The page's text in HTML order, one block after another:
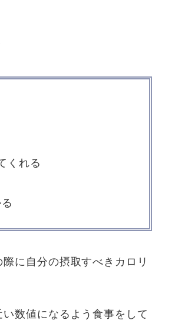
くれる
に自分の摂取すべきカロリ
数値になるよう食事をして